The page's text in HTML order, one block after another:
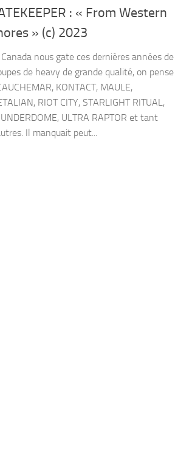
: « From Western
» (c) 2023
nous gate ces dernières années de
de heavy de grande qualité, on pense
KONTACT, MAULE,
RIOT CITY, STARLIGHT RITUAL,
ULTRA RAPTOR et tant
Il manquait peut...